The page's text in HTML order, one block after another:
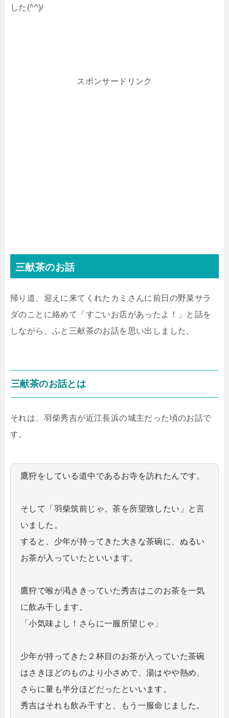
した(^^)/
スポンサードリンク
三献茶のお話
帰り道、迎えに来てくれたカミさんに前日の野菜サラ
ダのことに絡めて「すごいお店があったよ！」と話を
しながら、ふと三献茶のお話を思い出しました。
三献茶のお話とは
それは、羽柴秀吉が近江長浜の城主だった頃のお話で
す。
鷹狩をしている道中であるお寺を訪れたんです。
そして「羽柴筑前じゃ、茶を所望致したい」と言
いました。
すると、少年が持ってきた大きな茶碗に、ぬるい
お茶が入っていたといいます。
鷹狩で喉が渇ききっていた秀吉はこのお茶を一気
に飲み干します。
「小気味よし！さらに一服所望じゃ」
少年が持ってきた２杯目のお茶が入っていた茶碗
はさきほどのものより小さめで、湯はやや熱め、
さらに量も半分ほどだったといいます。
秀吉はそれも飲み干すと、もう一服命じました。